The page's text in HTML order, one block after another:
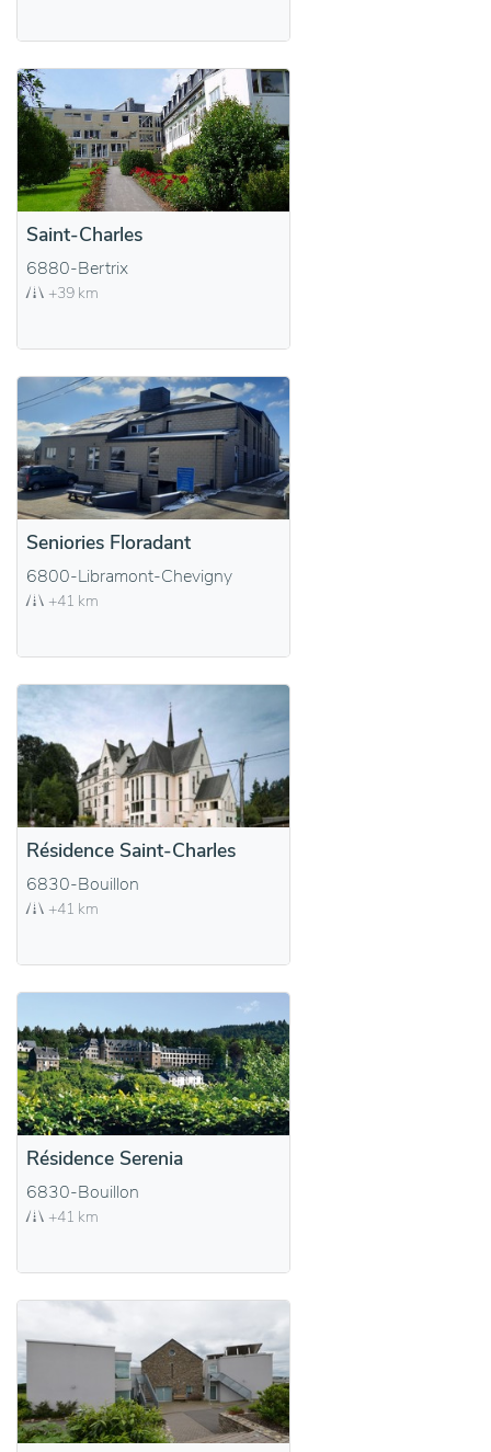
Saint-Charles
6880-Bertrix
+39 km
Seniories Floradant
6800-Libramont-Chevigny
+41 km
Résidence Saint-Charles
6830-Bouillon
+41 km
Résidence Serenia
6830-Bouillon
+41 km